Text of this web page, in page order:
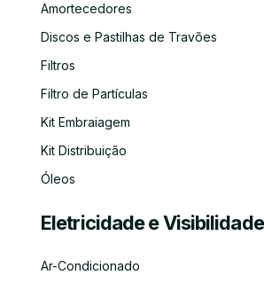
Amortecedores
Discos e Pastilhas de Travões
Filtros
Filtro de Partículas
Kit Embraiagem
Kit Distribuição
Óleos
Eletricidade e Visibilidade
Ar-Condicionado
Rádios
Serviço
Recolha
e